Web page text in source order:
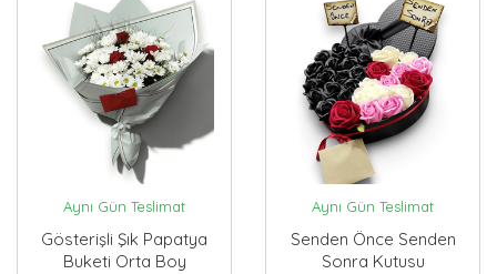
Aynı Gün Teslimat
Gösterişli Şık Papatya
Buketi Orta Boy
Aynı Gün Teslimat
Senden Önce Senden
Sonra Kutusu